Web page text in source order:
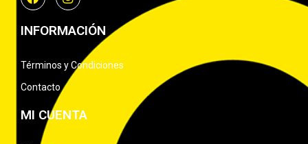
INFORMACIÓN
Términos y Condiciones
Contacto
MI CUENTA